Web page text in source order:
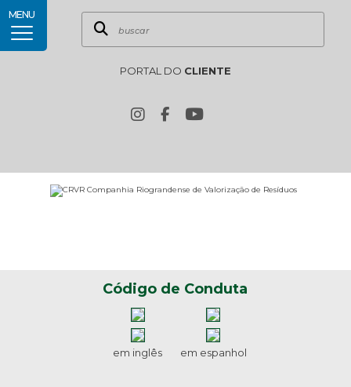
PORTAL DO CLIENTE
MENU
Código de Conduta
em inglês em espanhol